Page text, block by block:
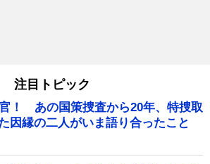
注目トピック
！ あの国策捜査から20年、特捜取
因縁の二人がいま語り合ったこと